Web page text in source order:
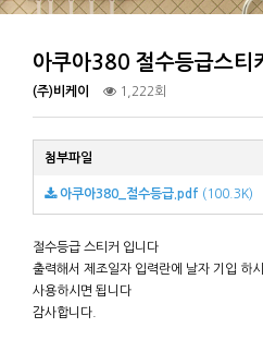
아쿠아380 절수등급스티
(주)비케이 1,222회
첨부파일
아쿠아380_절수등급.pdf (100.3K)
절수등급 스티커 입니다
출력해서 제조일자 입력란에 날자 기입 하
사용하시면 됩니다
감사합니다.